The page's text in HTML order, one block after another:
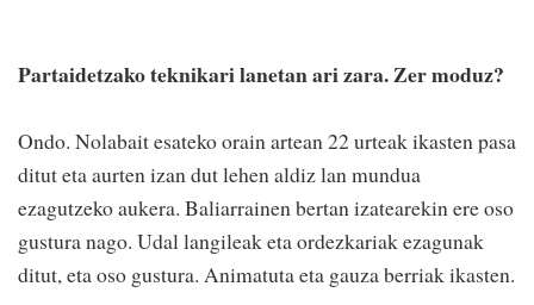
Partaidetzako teknikari lanetan ari zara. Zer moduz?
Ondo. Nolabait esateko orain artean 22 urteak ikasten pasa
ditut eta aurten izan dut lehen aldiz lan mundua
ezagutzeko aukera. Baliarrainen bertan izatearekin ere oso
gustura nago. Udal langileak eta ordezkariak ezagunak
ditut, eta oso gustura. Animatuta eta gauza berriak ikasten.